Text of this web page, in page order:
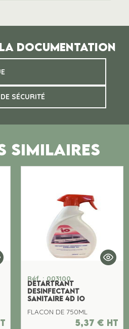
documentation
SÉCURITÉ
SIMILAIRES
Réf. : 003100
DETARTRANT
DESINFECTANT
SANITAIRE 4D IO
FLACON DE 750ML
5,37 € ht